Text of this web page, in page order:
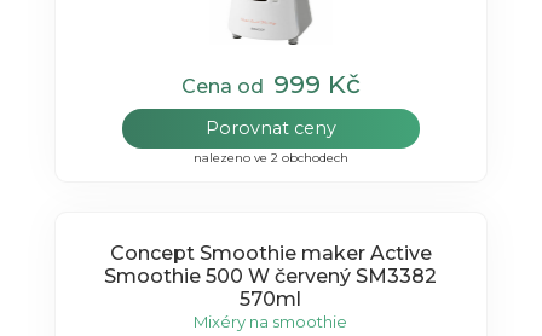
Cena od 999 Kč
Porovnat ceny
nalezeno ve 2 obchodech
Concept Smoothie maker Active
Smoothie 500 W červený SM3382
570ml
Mixéry na smoothie